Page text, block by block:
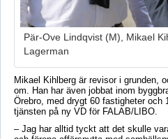
Pär-Ove Lindqvist (M), Mikael
Lagerman
Mikael Kihlberg är revisor i grunden,
om. Han har även jobbat inom
Örebro, med drygt 60 fastigheter och
tjänsten på ny VD för FALAB/LIBO.
– Jag har alltid tyckt att det skulle